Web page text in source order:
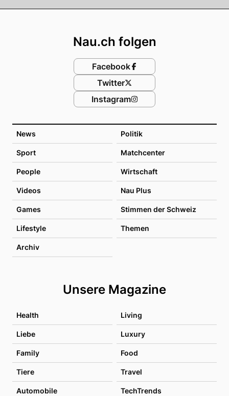
News Politik
Sport Matchcenter
People Wirtschaft
Videos Nau Plus
Games Stimmen der Schweiz
Lifestyle Themen
Archiv
Unsere Magazine
Health Living
Liebe Luxury
Family Food
Tiere Travel
Automobile TechTrends
Nau.ch folgen
Facebook
Twitter
Instagram